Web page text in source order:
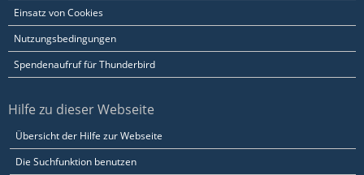
Einsatz von Cookies
Nutzungsbedingungen
Spendenaufruf für Thunderbird
Hilfe zu dieser Webseite
Übersicht der Hilfe zur Webseite
Die Suchfunktion benutzen